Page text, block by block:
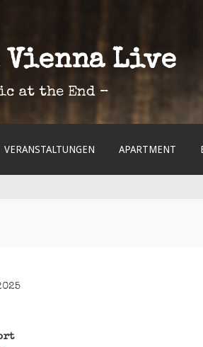
Live
at the End –
VERANSTALTUNGEN APARTMENT